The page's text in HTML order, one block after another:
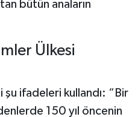
bütün anaların
Ülkesi
ifadeleri kullandı: “Bir
150 yıl öncenin